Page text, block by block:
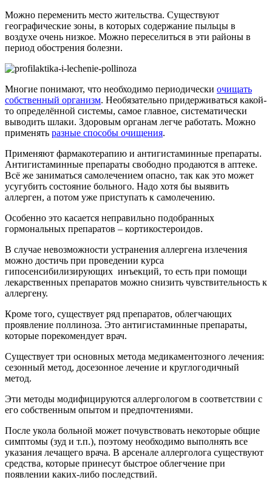
Можно переменить место жительства. Существуют
географические зоны, в которых содержание пыльцы в
воздухе очень низкое. Можно переселиться в эти районы в
период обострения болезни.
Многие понимают, что необходимо периодически очищать
собственный организм. Необязательно придерживаться какой-
то определённой системы, самое главное, систематически
выводить шлаки. Здоровым органам легче работать. Можно
применять разные способы очищения.
Применяют фармакотерапию и антигистаминные препараты.
Антигистаминные препараты свободно продаются в аптеке.
Всё же заниматься самолечением опасно, так как это может
усугубить состояние больного. Надо хотя бы выявить
аллерген, а потом уже приступать к самолечению.
Особенно это касается неправильно подобранных
гормональных препаратов – кортикостероидов.
В случае невозможности устранения аллергена излечения
можно достичь при проведении курса
гипосенсибилизирующих инъекций, то есть при помощи
лекарственных препаратов можно снизить чувствительность к
аллергену.
Кроме того, существует ряд препаратов, облегчающих
проявление поллиноза. Это антигистаминные препараты,
которые порекомендует врач.
Существует три основных метода медикаментозного лечения:
сезонный метод, досезонное лечение и круглогодичный
метод.
Эти методы модифицируются аллергологом в соответствии с
его собственным опытом и предпочтениями.
После укола больной может почувствовать некоторые общие
симптомы (зуд и т.п.), поэтому необходимо выполнять все
указания лечащего врача. В арсенале аллерголога существуют
средства, которые принесут быстрое облегчение при
появлении каких-либо последствий.